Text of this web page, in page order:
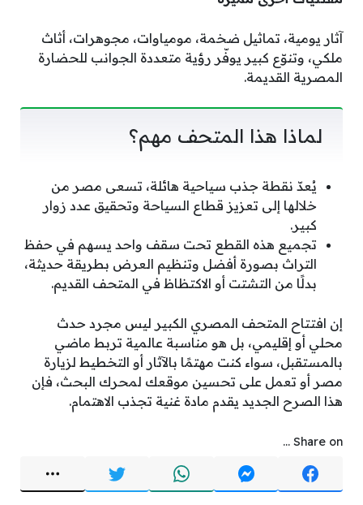
آثار يومية، تماثيل ضخمة، مومياوات، مجوهرات، أثاث
ملكي، وتنوّع كبير يوفّر رؤية متعددة الجوانب للحضارة
المصرية القديمة.
لماذا هذا المتحف مهم؟
يُعدّ نقطة جذب سياحية هائلة، تسعى مصر من
خلالها إلى تعزيز قطاع السياحة وتحقيق عدد زوار
كبير.
تجميع هذه القطع تحت سقف واحد يسهم في حفظ
التراث بصورة أفضل وتنظيم العرض بطريقة حديثة،
بدلًا من التشتت أو الاكتظاظ في المتحف القديم.
إن افتتاح المتحف المصري الكبير ليس مجرد حدث
محلي أو إقليمي، بل هو مناسبة عالمية تربط ماضي
بالمستقبل، سواء كنت مهتمًا بالآثار أو التخطيط لزيارة
مصر أو تعمل على تحسين موقعك لمحرك البحث، فإن
هذا الصرح الجديد يقدم مادة غنية تجذب الاهتمام.
Share on ...